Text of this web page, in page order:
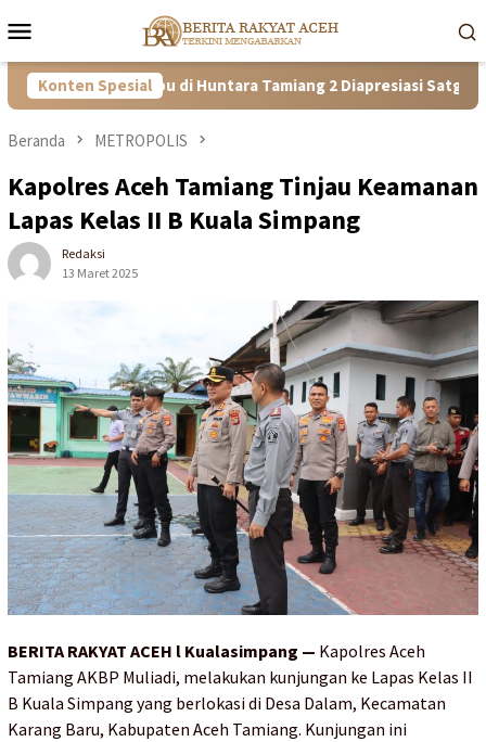
ke
Mobile
Konten Spesial
Kisah Ibu di Huntara Tamiang 2 Diapresiasi Satgas PRR Aceh
Beranda METROPOLIS
Kapolres Aceh Tamiang Tinjau Keamanan
Lapas Kelas II B Kuala Simpang
Redaksi
13 Maret 2025
BERITA RAKYAT ACEH l Kualasimpang — Kapolres Aceh
Tamiang AKBP Muliadi, melakukan kunjungan ke Lapas Kelas II
B Kuala Simpang yang berlokasi di Desa Dalam, Kecamatan
Karang Baru, Kabupaten Aceh Tamiang. Kunjungan ini